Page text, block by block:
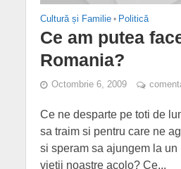
Cultură și Familie • Politică
Ce am putea
Romania?
Octombrie 6, 2009
Ce ne desparte pe toti de
sa traim si pentru care ne
si speram sa ajungem la un
vietii noastre acolo? Ce...